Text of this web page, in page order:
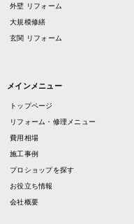
外壁 リフォーム
大規模修繕
玄関 リフォーム
メインメニュー
トップページ
リフォーム・修理メニュー
費用相場
施工事例
プロショップを探す
お役立ち情報
会社概要